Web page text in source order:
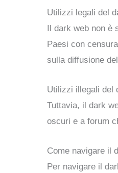
Utilizzi legali del
Il dark web non è
Paesi con
sulla diffusione
Utilizzi illegali del
Tuttavia, il dark
oscuri e a forum
Come navigare il
Per navigare il